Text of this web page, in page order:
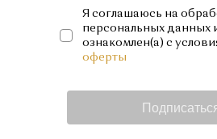
Я соглашаюсь на
персональных данных
ознакомлен(а) с
оферты